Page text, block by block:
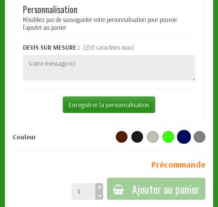
Personnalisation
N'oubliez pas de sauvegarder votre personnalisation pour pouvoir
l'ajouter au panier
DEVIS SUR MESURE : (250 caractères max)
Enregistrer la personnalisation
Couleur
Précommande
Ajouter au panier